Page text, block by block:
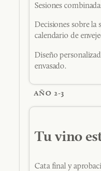
Sesiones
Decisiones sobre la
calendario de
Diseño
envasado.
Tu vino
Cata final y
AÑO 2-3